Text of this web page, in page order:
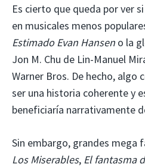
Es cierto que queda por ver
en musicales menos
Estimado Evan Hansen o la
Jon M. Chu de Lin-Manuel
Warner Bros. De hecho, algo
ser una historia coherente y
beneficiaría narrativamente
Sin embargo, grandes mega
Los Miserables, El fantasma